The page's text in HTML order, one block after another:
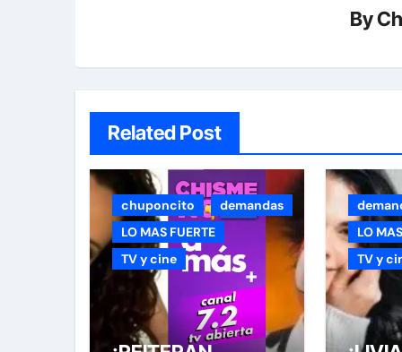
By
Related Post
chuponcito
demandas
LO MAS FUERTE
TV y cine
LO
TV y